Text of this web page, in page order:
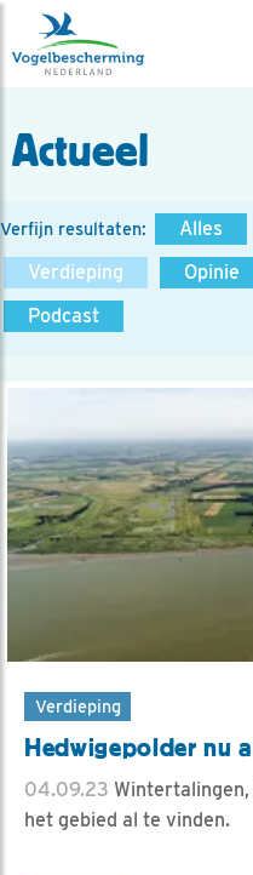
Actueel
Verfijn resultaten: Alles
Verdieping
Opinie
Podcast
Verdieping
Hedwigepolder nu
04.09.23
het gebied al te vinden.